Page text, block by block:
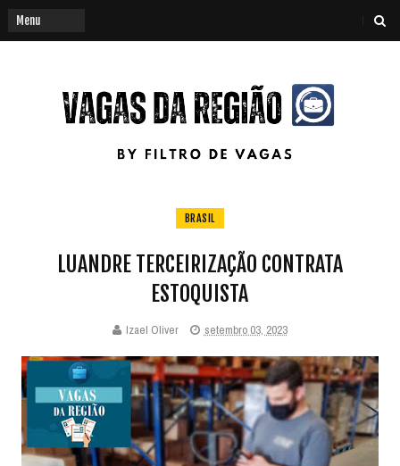
BRASIL
LUANDRE TERCEIRIZAÇÃO CONTRATA
ESTOQUISTA
Izael Oliver setembro 03, 2023